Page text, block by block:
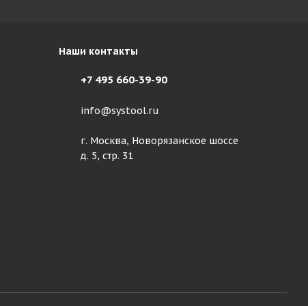
Наши контакты
+7 495 660-39-90
info@systool.ru
г. Москва, Новорязанское шоссе
д. 5, стр. 31